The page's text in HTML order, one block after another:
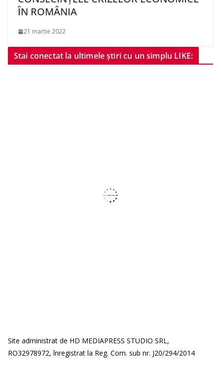
ÎN ROMÂNIA
21 martie 2022
Stai conectat la ultimele știri cu un simplu LIKE:
Site administrat de HD MEDIAPRESS STUDIO SRL,
RO32978972, înregistrat la Reg. Com. sub nr. J20/294/2014